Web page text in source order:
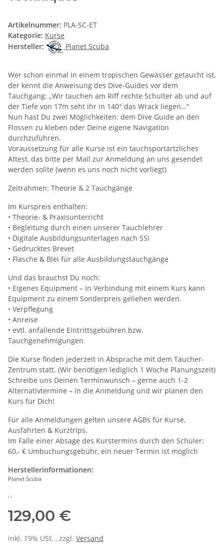
Artikelnummer: PLA-SC-ET
Kategorie: Kurse
Hersteller:
Planet Scuba
Wer schon einmal in einem tropischen Gewässer getaucht ist,
der kennt die Anweisung des Dive-Guides vor dem
Tauchgang: „Wir tauchen am Riff rechte Schulter ab und auf
der Tiefe von 17m seht ihr in 140° das Wrack liegen…“
Nun hast Du zwei Möglichkeiten: dem Dive Guide an den
Flossen zu kleben oder Deine eigene Navigation
durchzuführen.
Voraussetzung für alle Kurse ist ein tauchsportärtzliches
Attest, das bitte per Mail zur Anmeldung an uns gesendet
werden sollte (wenn es uns noch nicht vorliegt)
Zeitrahmen: Theorie & 2 Tauchgänge
Im Kurspreis enthalten:
• Theorie- & Praxisunterricht
• Begleitung durch einen unserer Tauchlehrer
• Digitale Ausbildungsunterlagen nach SSI
• Gedrucktes Brevet
• Flasche & Blei für alle Ausbildungstauchgänge
Und das brauchst Du noch:
• Eigenes Equipment – in Verbindung mit einem Kurs kann
Equipment zu einem Sonderpreis geliehen werden.
• Verpflegung
• Anreise
• evtl. anfallende Eintrittsgebühren bzw.
Tauchgenehmigungen
Die Kurse finden jederzeit in Absprache mit dem Taucher-
Zentrum statt. (Wir benötigen lediglich 1 Woche Planungszeit)
Schreibe uns Deinen Terminwunsch – gerne auch 1-2
Alternativtermine – in die Anmeldung und wir planen den
Kurs für Dich!
Für alle Anmeldungen gelten unsere AGBs für Kurse,
Ausfahrten & Kurztrips.
Im Falle einer Absage des Kurstermins durch den Schüler:
60,- € Umbuchungsgebühr, ein neuer Termin ist möglich
Herstellerinformationen:
Planet Scuba
, ,
129,00 €
inkl. 19% USt. , zzgl. Versand